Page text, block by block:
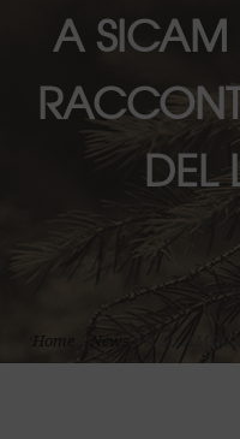
A
DEL
Home News A SICAM